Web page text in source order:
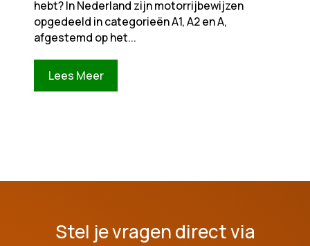
hebt? In Nederland zijn motorrijbewijzen
opgedeeld in categorieën A1, A2 en A,
afgestemd op het...
Lees Meer
Stel je vragen direct via